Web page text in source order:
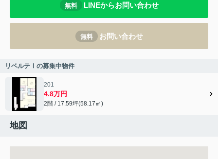
無料 LINEからお問い合わせ
無料 お問い合わせ
リベルテⅠの募集中物件
201
4.8万円
2階 / 17.59坪(58.17㎡)
地図